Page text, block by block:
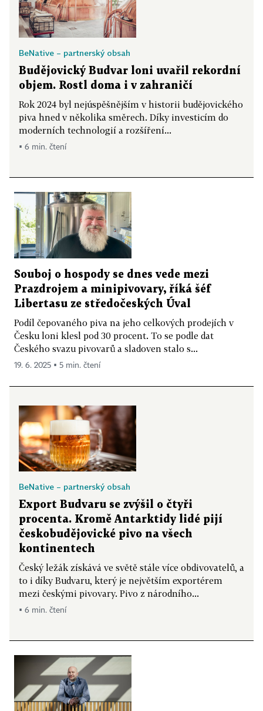
BeNative – partnerský obsah
Budějovický Budvar loni uvařil rekordní
objem. Rostl doma i v zahraničí
Rok 2024 byl nejúspěšnějším v historii budějovického
piva hned v několika směrech. Díky investicím do
moderních technologií a rozšíření...
▪ 6 min. čtení
Souboj o hospody se dnes vede mezi
Prazdrojem a minipivovary, říká šéf
Libertasu ze středočeských Úval
Podíl čepovaného piva na jeho celkových prodejích v
Česku loni klesl pod 30 procent. To se podle dat
Českého svazu pivovarů a sladoven stalo s...
19. 6. 2025 ▪ 5 min. čtení
BeNative – partnerský obsah
Export Budvaru se zvýšil o čtyři
procenta. Kromě Antarktidy lidé pijí
českobudějovické pivo na všech
kontinentech
Český ležák získává ve světě stále více obdivovatelů, a
to i díky Budvaru, který je největším exportérem
mezi českými pivovary. Pivo z národního...
▪ 6 min. čtení